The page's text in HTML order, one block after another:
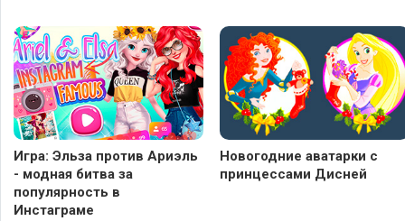
Игра: Эльза против Ариэль
- модная битва за
популярность в
Инстаграме
Новогодние аватарки с
принцессами Дисней